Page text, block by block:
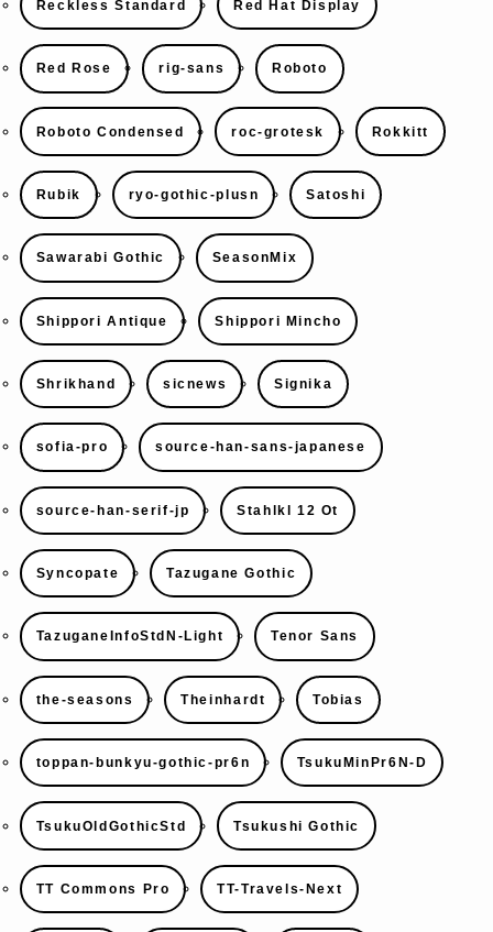
Reckless Standard Red Hat Display
Red Rose rig-sans Roboto
Roboto Condensed roc-grotesk Rokkitt
Rubik ryo-gothic-plusn Satoshi
Sawarabi Gothic SeasonMix
Shippori Antique Shippori Mincho
Shrikhand sicnews Signika
sofia-pro source-han-sans-japanese
source-han-serif-jp Stahlkl 12 Ot
Syncopate Tazugane Gothic
TazuganeInfoStdN-Light Tenor Sans
the-seasons Theinhardt Tobias
toppan-bunkyu-gothic-pr6n TsukuMinPr6N-D
TsukuOldGothicStd Tsukushi Gothic
TT Commons Pro TT-Travels-Next